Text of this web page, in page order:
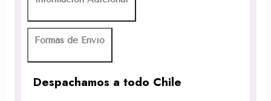
Formas de Envío
Despachamos a todo Chile